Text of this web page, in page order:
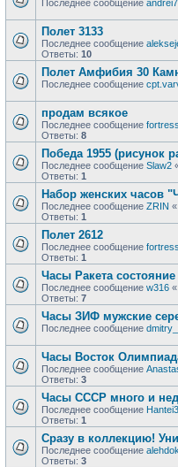
Последнее сообщение
Полет 3133
Последнее сообщение
Ответы: 10
Полет Амфибия 30
Последнее сообщение
продам всякое
Последнее сообщение fortress
Ответы: 8
Победа 1955 (рисунок
Последнее сообщение Slaw2
Ответы: 1
Набор женских часов
Последнее сообщение ZRIN «
Ответы: 1
Полет 2612
Последнее сообщение fortress
Ответы: 1
Часы Ракета состояние
Последнее сообщение w316 «
Ответы: 7
Часы ЗИФ мужские
Последнее сообщение
Часы Восток
Последнее сообщение
Ответы: 3
Часы СССР много и
Последнее сообщение
Ответы: 1
Сразу в коллекцию!
Последнее сообщение
Ответы: 3